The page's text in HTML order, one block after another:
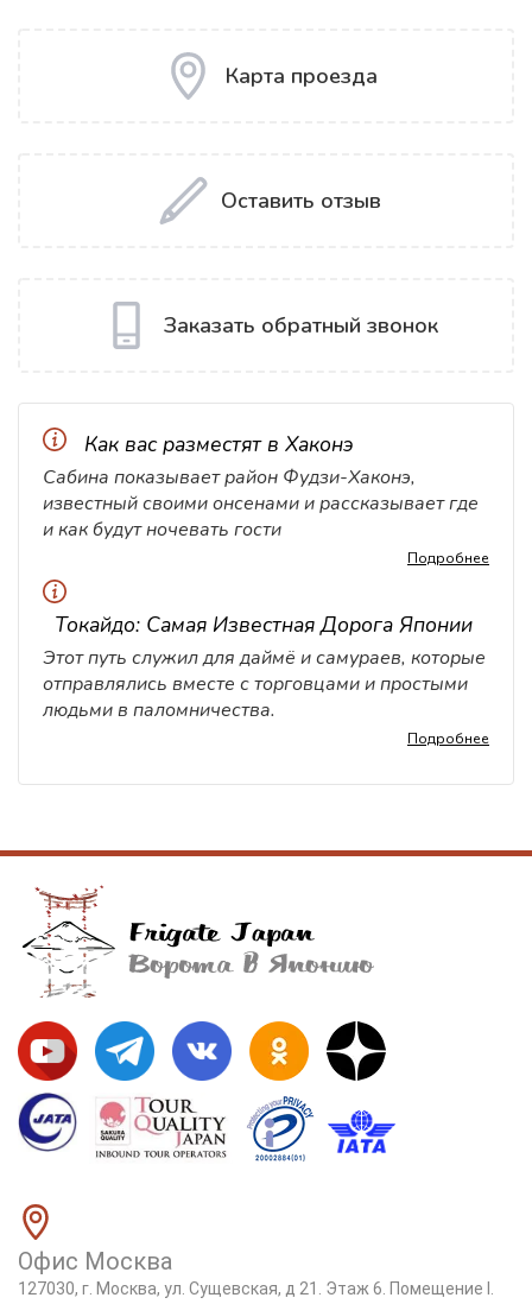
Карта проезда
Оставить отзыв
Заказать обратный звонок
Как вас разместят в Хаконэ
Сабина показывает район Фудзи-Хаконэ,
известный своими онсенами и рассказывает где
и как будут ночевать гости
Подробнее
Токайдо: Самая Известная Дорога Японии
Этот путь служил для даймё и самураев, которые
отправлялись вместе с торговцами и простыми
людьми в паломничества.
Подробнее
Офис Москва
127030, г. Москва, ул. Сущевская, д 21. Этаж 6. Помещение I.